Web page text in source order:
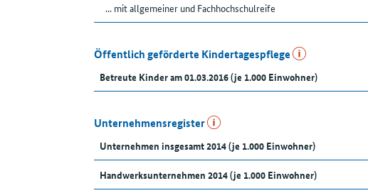
... mit allgemeiner und Fachhochschulreife
Öffentlich geförderte Kindertagespflege
Betreute Kinder am 01.03.2016 (je 1.000 Einwohner)
Unternehmensregister
Unternehmen insgesamt 2014 (je 1.000 Einwohner)
Handwerksunternehmen 2014 (je 1.000 Einwohner)